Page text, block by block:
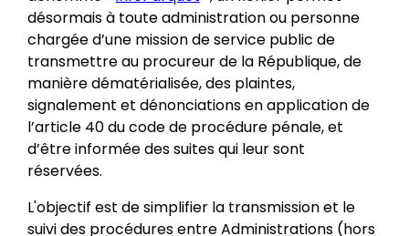
désormais à toute administration ou personne
chargée d’une mission de service public de
transmettre au procureur de la République, de
manière dématérialisée, des plaintes,
signalement et dénonciations en application de
l’article 40 du code de procédure pénale, et
d’être informée des suites qui leur sont
réservées.
L'objectif est de simplifier la transmission et le
suivi des procédures entre Administrations (hors